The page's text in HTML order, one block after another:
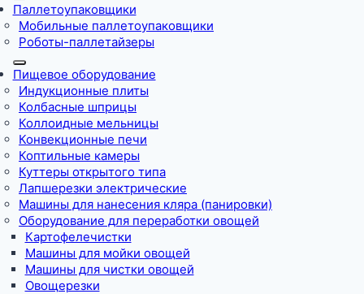
Паллетоупаковщики
Мобильные паллетоупаковщики
Роботы-паллетайзеры
Пищевое оборудование
Индукционные плиты
Колбасные шприцы
Коллоидные мельницы
Конвекционные печи
Коптильные камеры
Куттеры открытого типа
Лапшерезки электрические
Машины для нанесения кляра (панировки)
Оборудование для переработки овощей
Картофелечистки
Машины для мойки овощей
Машины для чистки овощей
Овощерезки